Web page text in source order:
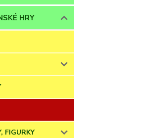
HRY
FIGURKY